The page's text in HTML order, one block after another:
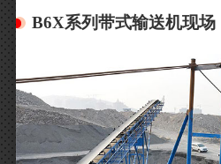
B6X系列带式输送机现场